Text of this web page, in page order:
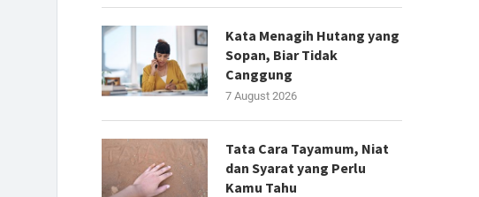
Kata Menagih Hutang yang
Sopan, Biar Tidak
Canggung
7 August 2026
Tata Cara Tayamum, Niat
dan Syarat yang Perlu
Kamu Tahu